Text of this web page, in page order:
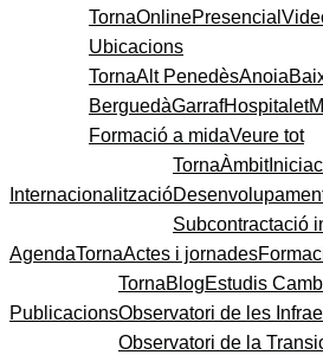
TornaOnlinePresencial
Ubicacions
TornaAlt PenedèsAnoia
BerguedàGarrafHospitalet
Formació a midaVeure tot
Internacionalització
TornaÀmbit
Subcontractació
AgendaTornaActes i jornades
Publicacions
TornaBlogEstudis
Observatori de les
Observatori de la